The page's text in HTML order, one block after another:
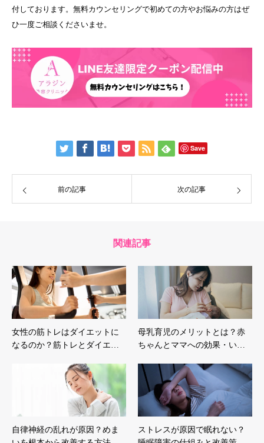
付しております。無料カウンセリングで初めての方やお悩みの方はぜ
ひ一度ご相談くださいませ。
Save
前の記事 次の記事
関連記事
女性の筋トレはダイエットに
なるのか？筋トレとダイエ…
母乳育児のメリットとは？赤
ちゃんとママへの効果・い…
自律神経の乱れが原因？めま
ストレスが原因で眠れない？